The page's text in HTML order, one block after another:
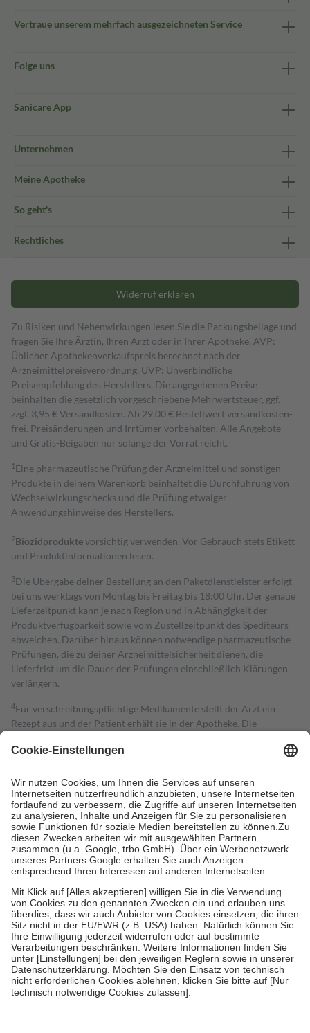
Vertraue unserem mehrfach ausgezeichneten Service
Folge uns
Sanicare App
Unternehmen
Meine Apotheke
So geht's
Rechtliches
Widerruf erklären
Zu Risiken und Nebenwirkungen lesen Sie die Packungsbeilage und
fragen Sie Ihre Ärztin, Ihren Arzt oder in Ihrer Apotheke. AVP:
Üblicher Apothekenverkaufspreis berechnet nach der
Arzneimittelpreisverordnung. UVP: Unverbindliche
Preisempfehlung des Herstellers. Die angegebenen Preise
beinhalten die gesetzlich vorgeschriebene Mehrwertsteuer, ggf.
zzgl. 3,95 € Versandkosten. Ab 29,00 € Bestell­wert versand­kosten­
frei. Preisänderungen und Irrtümer vorbehalten. Alle Angebote
und Gratis-Beigaben nur solange der Vorrat reicht.
1 Eine pharmazeutische Prüfung der Arzneimittel und sonstigen
Produkte in deinem Warenkorb beinhaltet die Durchführung von
Wechselwirkungschecks und die Prüfung etwaiger
Anwendungshinweise des Herstellers.
2Biozidproduktevorsichtig verwenden. Vor Gebrauch stets Etikett
und Produktinformationen lesen.
3Die Übergabe deiner Bestellung an den Paketdienstleister erfolgt
bei uns werktags von Montag bis Freitag bis 18:00 Uhr. Der genaue
Lieferzeitpunkt kann je nach Region und in Abhängigkeit der
Produktverfügbarkeit sowie vom Zustellzeitpunkt des Spediteurs
abweichen. Darüber hinaus können notwendige pharmazeutische
Prüfungen, die zu deiner Arzneimittelsicherheit dienen, die
Lieferfrist um die Dauer der Prüfungen einschließlich Klärungen
verlängern.
4Für verschreibungspflichtige Medikamente stellt der Arzt ein
Rezept aus und der Patient erhält sie in der Apotheke. Die
Kosten dafür, der Versicherte trägt einen Teil davon als Zuzahlung
Grundsätzlich leisten Mitglieder Zuzahlungen in Höhe von zehn
Prozent des Abgabepreises,mindestensjedochfünf Euround
höchstens zehn Euro.Es sind jedoch nie mehr als die tatsächlichen
Kosten der Leistung zu entrichten.
Diese Regeln gelten grundsätzlich auch für Online-Apotheken.
Bei Heilmitteln und häuslicher Krankenpflege beträgt die
Zuzahlung zehn Prozent der Kosten sowie zehn Euro je
Um das Engagement der Versicherten für ihre eigene Gesundheit zu
stärken und die besondere Stellung der Familie zu unterstützen,
fallenkeine Zuzahlungen an bei:
• Kindern und Jugendlichen bis zum vollendeten 18. Lebensjahr
mit Ausnahme der Fahrkosten
• Untersuchungen zur Vorsorge und Früherkennung, die von der
GKV getragen werden
• empfohlenen Schutzimpfungen